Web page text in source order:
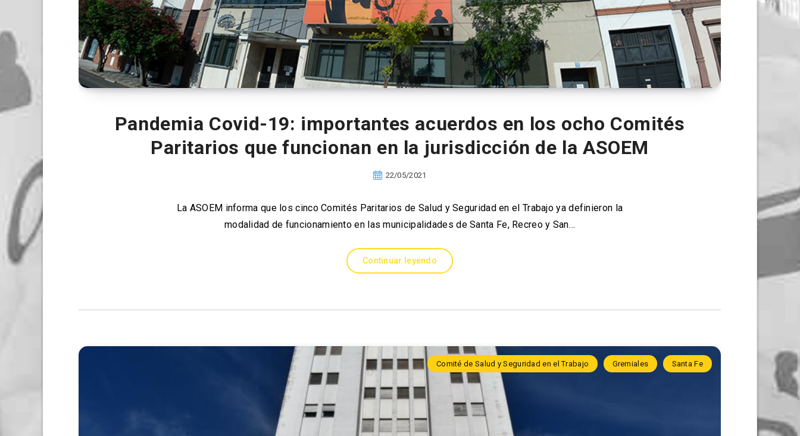
Pandemia Covid-19: importantes acuerdos en los ocho Comités
Paritarios que funcionan en la jurisdicción de la ASOEM
22/05/2021
La ASOEM informa que los cinco Comités Paritarios de Salud y Seguridad en el Trabajo ya definieron la
modalidad de funcionamiento en las municipalidades de Santa Fe, Recreo y San…
Continuar leyendo
Comité de Salud y Seguridad en el Trabajo Gremiales Santa Fe